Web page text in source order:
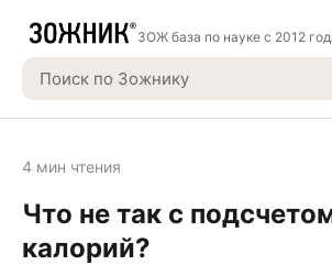
ЗОЖ база по науке с 2012
4 мин чтения
Что не так с
калорий?